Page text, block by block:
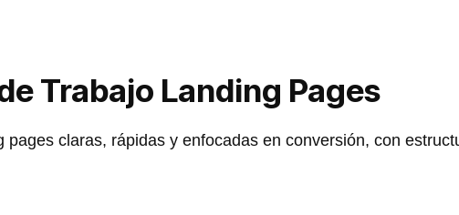
Trabajo Landing Pages
claras, rápidas y enfocadas en conversión, con